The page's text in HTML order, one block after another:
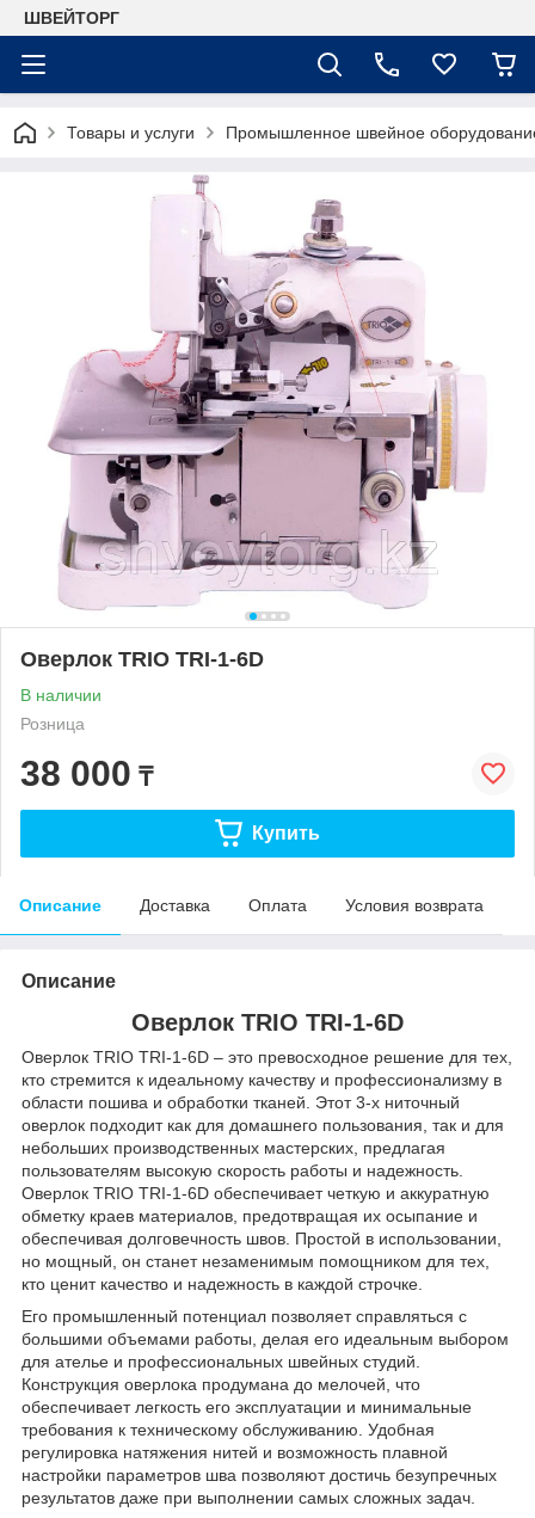
ШВЕЙТОРГ
Товары и услуги Промышленное швейное
Оверлок TRIO TRI-1-6D
В наличии
Розница
38 000 ₸
Купить
Описание Доставка Оплата Условия возврата
Описание
Оверлок TRIO TRI-1-6D
Оверлок TRIO TRI-1-6D – это превосходное решение для тех,
кто стремится к идеальному качеству и профессионализму в
области пошива и обработки тканей. Этот 3-х ниточный
оверлок подходит как для домашнего пользования, так и для
небольших производственных мастерских, предлагая
пользователям высокую скорость работы и надежность.
Оверлок TRIO TRI-1-6D обеспечивает четкую и аккуратную
обметку краев материалов, предотвращая их осыпание и
обеспечивая долговечность швов. Простой в использовании,
но мощный, он станет незаменимым помощником для тех,
кто ценит качество и надежность в каждой строчке.
Его промышленный потенциал позволяет справляться с
большими объемами работы, делая его идеальным выбором
для ателье и профессиональных швейных студий.
Конструкция оверлока продумана до мелочей, что
обеспечивает легкость его эксплуатации и минимальные
требования к техническому обслуживанию. Удобная
регулировка натяжения нитей и возможность плавной
настройки параметров шва позволяют достичь безупречных
результатов даже при выполнении самых сложных задач.